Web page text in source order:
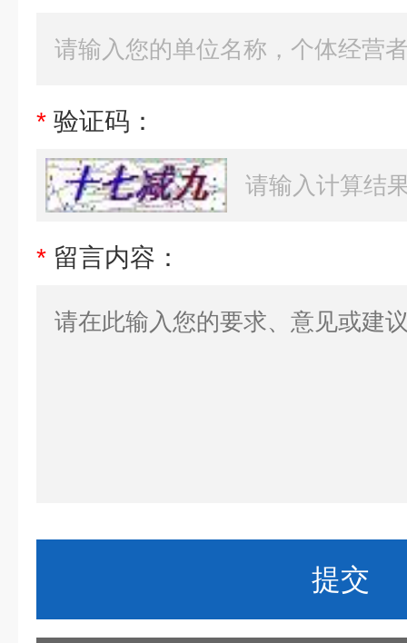
* 验证码：
* 留言内容：